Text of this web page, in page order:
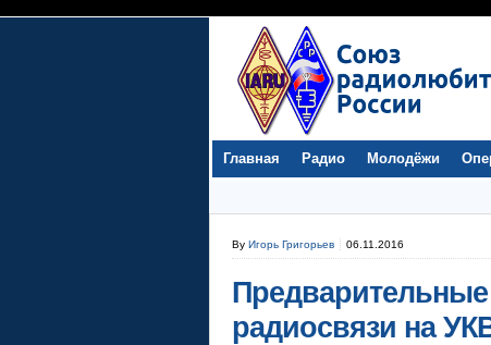
Главная Радио Молодёжи
By Игорь Григорьев 06.11.2016
радиосвязи на